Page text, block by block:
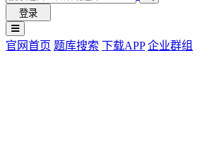
登录
官网首页 题库搜索 下载APP 企业群组